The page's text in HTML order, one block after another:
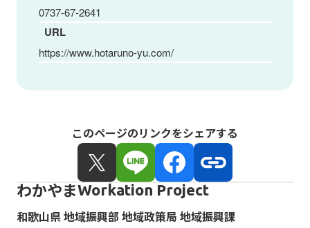
0737-67-2641
URL
https://www.hotaruno-yu.com/
このページのリンクをシェアする
わかやまWorkation Project
和歌山県 地域振興部 地域政策局 地域振興課